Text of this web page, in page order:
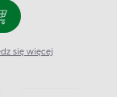
Aurex
się więcej